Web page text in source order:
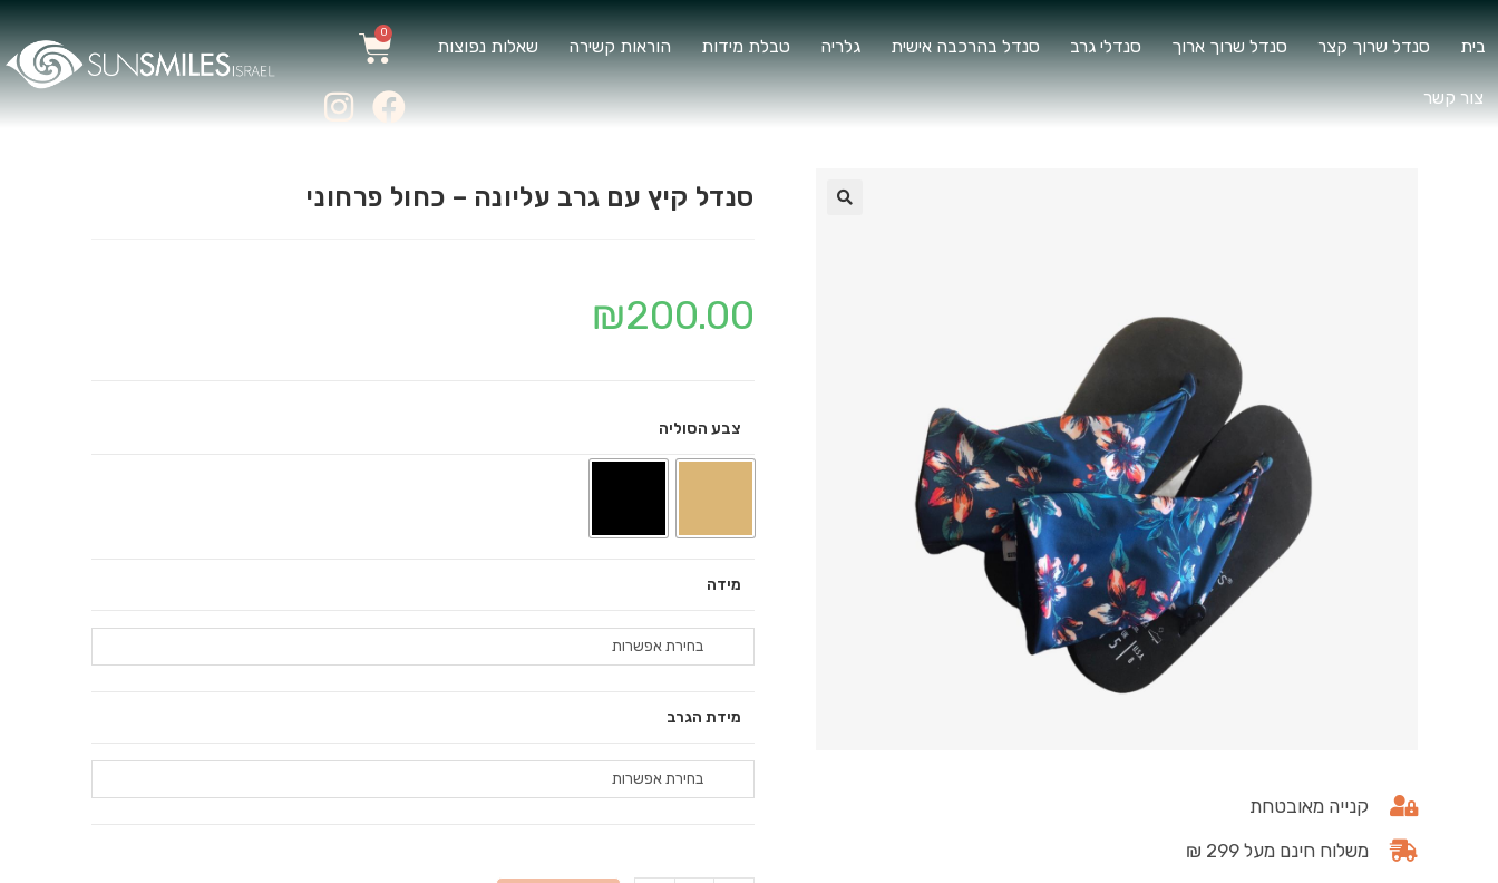
בית סנדל שרוך קצר סנדל שרוך ארוך סנדלי גרב סנדל בהרכבה אישית גלריה טבלת מידות הוראות קשירה שאלות נפוצות
צור קשר
0
קנייה מאובטחת
משלוח חינם מעל 299 ₪
סנדל קיץ עם גרב עליונה – כחול פרחוני
₪200.00
צבע הסוליה
מידה
בחירת אפשרות
מידת הגרב
בחירת אפשרות